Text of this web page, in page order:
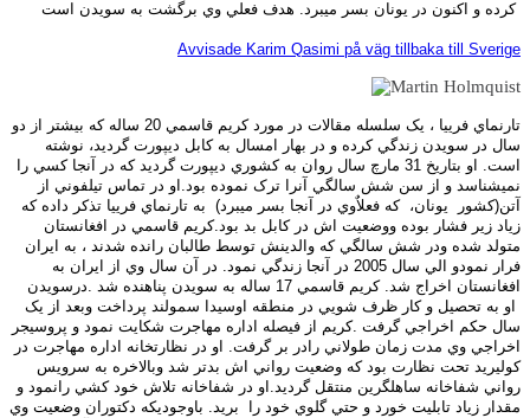
کرده و اکنون در يونان بسر ميبرد. هدف فعلي وي برگشت به سويدن است
Avvisade Karim Qasimi på väg tillbaka till Sverige
تارنماي فرييا ، يک سلسله مقالات در مورد کريم قاسمي 20 ساله که بيشتر از دو
سال در سويدن زندگي کرده و در بهار امسال به کابل ديپورت گرديد، نوشته
است. او بتاريخ 31 مارچ سال روان به کشوري ديپورت گرديد که در آنجا کسي را
نميشناسد و از سن شش سالگي آنرا ترک نموده بود. او در تماس تيلفوني از
آتن(کشور
يونان، که فعلاٌوي در آنجا بسر ميبرد)
به تارنماي فرييا تذکر داده که
زياد زير فشار بوده ووضعيت اش در کابل بد بود.کريم قاسمي در افغانستان
متولد شده ودر شش سالگي که والدينش توسط طالبان رانده شدند ، به ايران
فرار نمودو الي سال 2005 در آنجا زندگي نمود. در آن سال وي از ايران به
افغانستان اخراج شد. کريم قاسمي 17 ساله به سويدن پناهنده شد .درسويدن
او به تحصيل و کار ظرف شويي در منطقه اوسيدا سمولند پرداخت وبعد از يک
سال حکم اخراجي گرفت .کريم از فيصله اداره مهاجرت شکايت نمود و پروسيجر
اخراجي وي مدت زمان طولاني رادر بر گرفت. او در نظارتخانه اداره مهاجرت در
کوليريد تحت نظارت بود که وضعيت رواني اش بدتر شد وبالاخره به سرويس
رواني شفاخانه ساهلگرين منتقل گرديد.او در شفاخانه تلاش خود کشي رانمود و
مقدار زياد تابليت خورد و حتي گلوي خود را
بريد. باوجوديکه دکتوران وضعيت وي